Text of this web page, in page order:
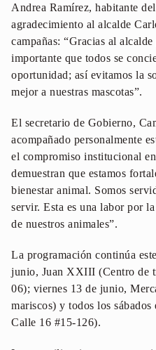
Andrea Ramírez, habitante
agradecimiento al alcalde
campañas: “Gracias al
importante que todos se
oportunidad; así evitamos la
mejor a nuestras mascotas”.
El secretario de Gobierno,
acompañado personalmente
el compromiso institucional
demuestran que estamos
bienestar animal. Somos
servir. Esta es una labor por
de nuestros animales”.
La programación continúa
junio, Juan XXIII (Centro de
06); viernes 13 de junio,
mariscos) y todos los
Calle 16 #15-126).